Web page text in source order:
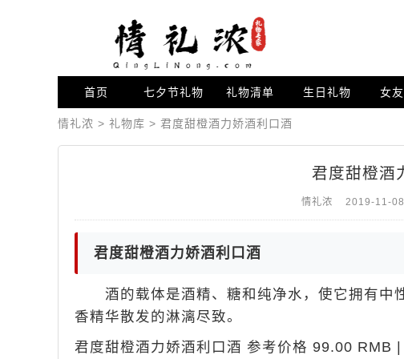
首页 七夕节礼物 礼物清单 生日礼物 女
情礼浓 > 礼物库 > 君度甜橙酒力娇酒利口酒
君度甜橙酒
情礼浓 2019-11-
君度甜橙酒力娇酒利口酒
酒的载体是酒精、糖和纯净水，使它拥有中
香精华散发的淋漓尽致。
君度甜橙酒力娇酒利口酒 参考价格 99.00 RMB |